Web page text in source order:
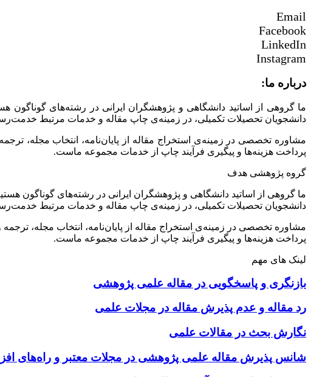
Email
Facebook
LinkedIn
Instagram
درباره ما:
ما گروهی از اساتید دانشگاهی و پژوهشگران ایرانی در رشته‌های
دانشجویان تحصیلات تکمیلی، در زمینه‌ی چاپ مقاله و خدمات مرتبط
مشاوره تخصصی در زمینه‌ی استخراج مقاله از پایان‌نامه، انتخاب مجله،
پرداخت هزینه‌ها و پیگیری فرآیند چاپ از خدمات مجموعه ماست.
گروه پژوهشی هدف
ما گروهی از اساتید دانشگاهی و پژوهشگران ایرانی در رشته‌های گوناگون
دانشجویان تحصیلات تکمیلی، در زمینه‌ی چاپ مقاله و خدمات مرتبط
مشاوره تخصصی در زمینه‌ی استخراج مقاله از پایان‌نامه، انتخاب مجله،
پرداخت هزینه‌ها و پیگیری فرآیند چاپ از خدمات مجموعه ماست.
لینک های مهم
بازنگری و پاسخگویی در مقاله علمی پژوهشی
رد مقاله و عدم پذیرش مقاله در مجلات علمی
نگارش بحث در مقالات علمی
شانس پذیرش مقاله علمی پژوهشی در مجلات معتبر و راه‌های